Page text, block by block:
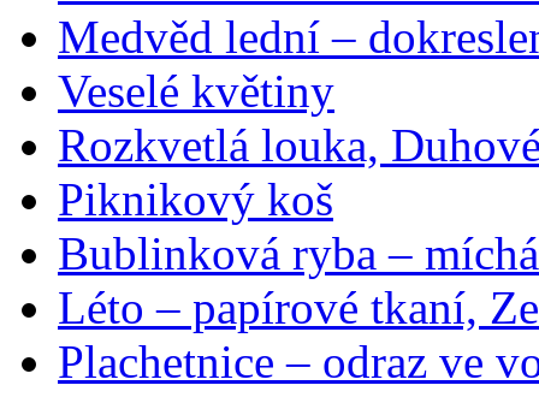
Medvěd lední –
Veselé květiny
Rozkvetlá louka,
Piknikový koš
Bublinková ryba –
Léto – papírové tkaní,
Plachetnice – odraz ve